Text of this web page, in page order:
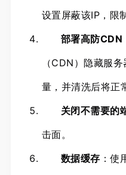
设置屏蔽该IP，限
部署高防CDN
（CDN）隐藏服
量，并清洗后将正
关闭不需要的
击面。
数据缓存 ：使